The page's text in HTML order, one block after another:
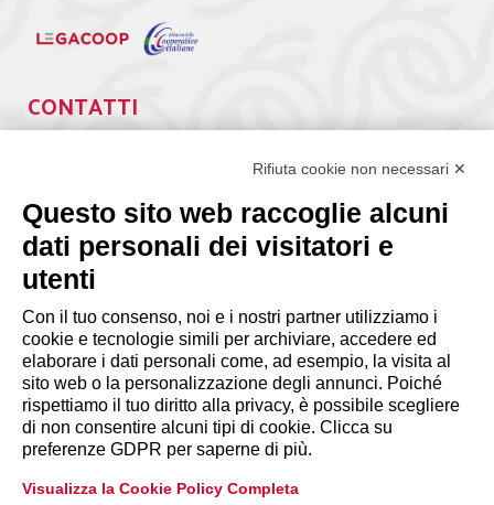
CONTATTI
segreteria@lps.coop
INFORMAZIONI
Disclaimer
Privacy Policy
Rifiuta cookie non necessari ✕
Questo sito web raccoglie alcuni
dati personali dei visitatori e
utenti
Con il tuo consenso, noi e i nostri partner utilizziamo i
cookie e tecnologie simili per archiviare, accedere ed
elaborare i dati personali come, ad esempio, la visita al
sito web o la personalizzazione degli annunci. Poiché
rispettiamo il tuo diritto alla privacy, è possibile scegliere
di non consentire alcuni tipi di cookie. Clicca su
preferenze GDPR per saperne di più.
Visualizza la Cookie Policy Completa